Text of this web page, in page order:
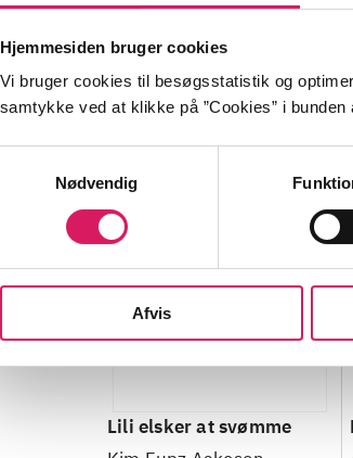
Hjemmesiden bruger cookies
Vi bruger cookies til besøgsstatistik og
samtykke ved at klikke på ”Cookies” i
Nødvendig
Afvis
Lili elsker at svømme